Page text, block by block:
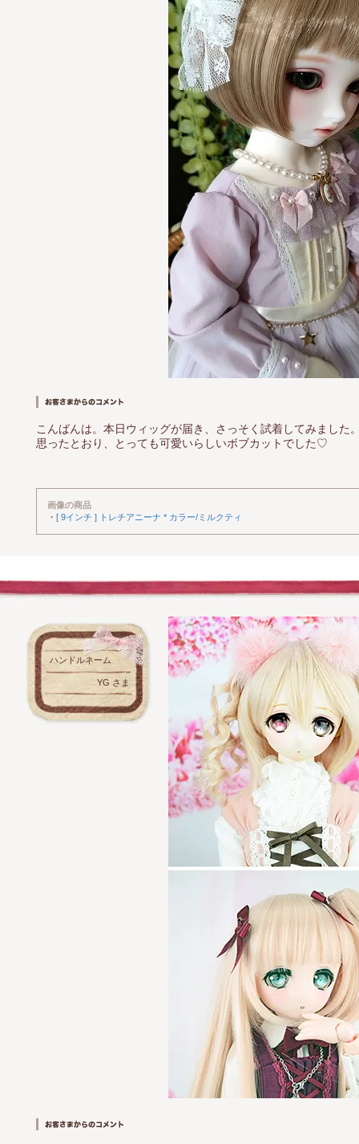
こんばんは。本日ウィッグが届き、さっそく試着してみました
思ったとおり、とっても可愛いらしいボブカットでした♡
画像の商品
・ [ 9インチ ] トレチアニーナ * カラー/ミルクティ
ハンドルネーム
YG さま